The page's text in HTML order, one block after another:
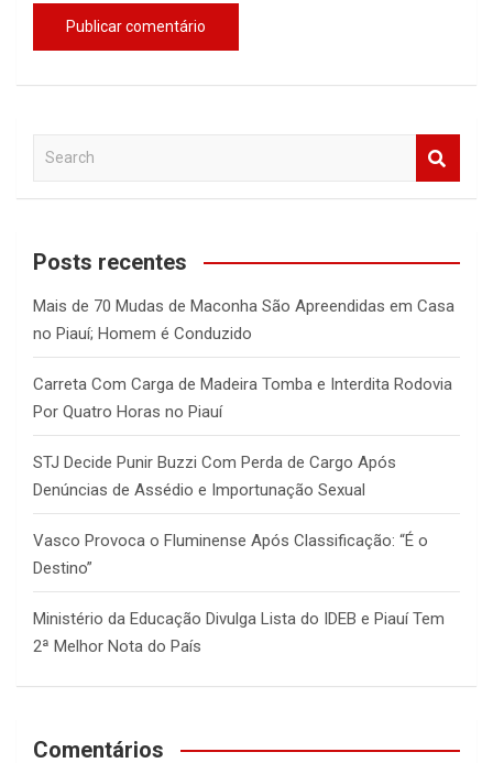
a
c
Posts recentes
Mais de 70 Mudas de Maconha São Apreendidas em Casa
no Piauí; Homem é Conduzido
Carreta Com Carga de Madeira Tomba e Interdita Rodovia
Por Quatro Horas no Piauí
STJ Decide Punir Buzzi Com Perda de Cargo Após
Denúncias de Assédio e Importunação Sexual
Vasco Provoca o Fluminense Após Classificação: “É o
Destino”
Ministério da Educação Divulga Lista do IDEB e Piauí Tem
2ª Melhor Nota do País
Comentários